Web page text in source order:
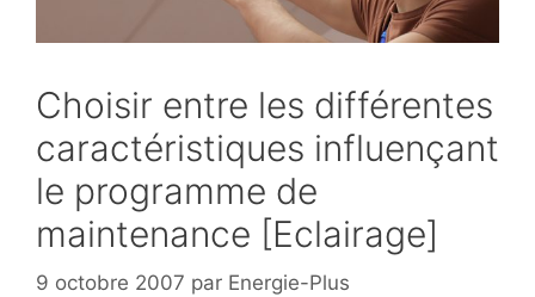
Choisir entre les différentes
caractéristiques influençant
le programme de
maintenance [Eclairage]
9 octobre 2007 par Energie-Plus